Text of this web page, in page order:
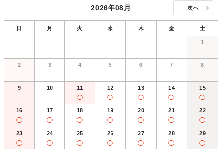
2026年08月 次へ
日 月 火 水 木 金 土
1
－
2
－
3
－
4
－
5
－
6
－
7
－
8
－
9
－
10
－
11
◯
12
◯
13
◯
14
◯
15
◯
16
◯
17
◯
18
◯
19
◯
20
◯
21
◯
22
◯
23
◯
24
◯
25
◯
26
◯
27
◯
28
◯
29
◯